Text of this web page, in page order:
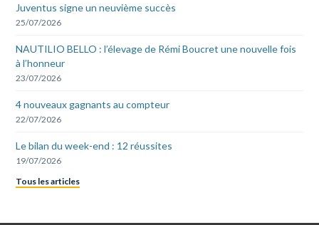
Juventus signe un neuvième succès
25/07/2026
NAUTILIO BELLO : l’élevage de Rémi Boucret une nouvelle fois
à l’honneur
23/07/2026
4 nouveaux gagnants au compteur
22/07/2026
Le bilan du week-end : 12 réussites
19/07/2026
Tous les articles